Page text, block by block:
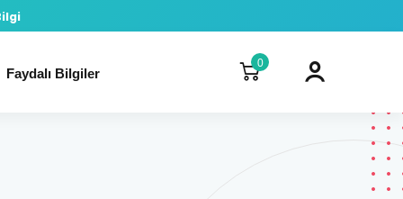
Faydalı Bilgiler
0